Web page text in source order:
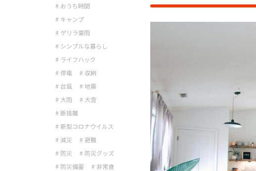
# おうち時間
# キャンプ
# ゲリラ豪雨
# シンプルな暮らし
# ライフハック
# 停電
# 収納
# 台風
# 地震
# 大雨
# 大雪
# 断捨離
# 新型コロナウイルス
# 減災
# 避難
# 防災
# 防災グッズ
# 防災備蓄
# 非常食